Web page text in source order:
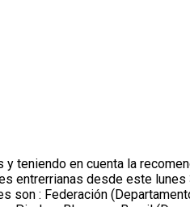
teniendo en cuenta la
entrerrianas desde este lunes
: Federación